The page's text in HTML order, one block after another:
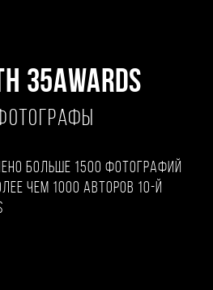
35AWARDS
больше 1500 фотографий
чем 1000 авторов 10-й